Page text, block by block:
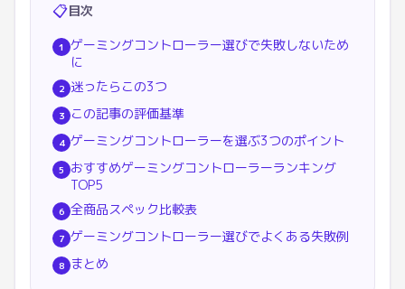
📋目次
1
ゲーミングコントローラー選びで失敗しないため
に
2 迷ったらこの3つ
3 この記事の評価基準
4 ゲーミングコントローラーを選ぶ3つのポイント
5
おすすめゲーミングコントローラーランキング
TOP5
6 全商品スペック比較表
7 ゲーミングコントローラー選びでよくある失敗例
8 まとめ